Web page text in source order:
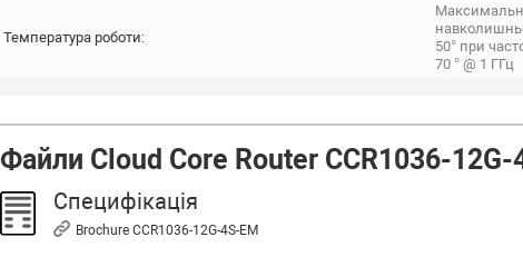
Температура роботи:
50° при
70 ° @ 1 ГГц
Файли Cloud Core Router CCR1036-12G-
Специфікація
Brochure CCR1036-12G-4S-EM